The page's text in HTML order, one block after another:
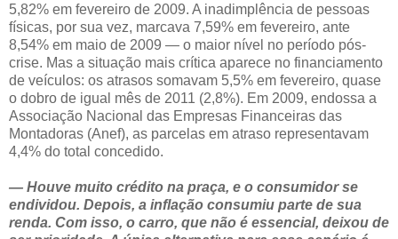
5,82% em fevereiro de 2009. A inadimplência de pessoas
físicas, por sua vez, marcava 7,59% em fevereiro, ante
8,54% em maio de 2009 — o maior nível no período pós-
crise. Mas a situação mais crítica aparece no financiamento
de veículos: os atrasos somavam 5,5% em fevereiro, quase
o dobro de igual mês de 2011 (2,8%). Em 2009, endossa a
Associação Nacional das Empresas Financeiras das
Montadoras (Anef), as parcelas em atraso representavam
4,4% do total concedido.
— Houve muito crédito na praça, e o consumidor se
endividou. Depois, a inflação consumiu parte de sua
renda. Com isso, o carro, que não é essencial, deixou de